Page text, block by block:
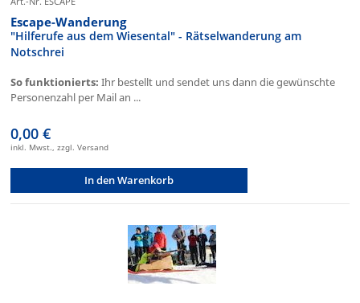
Escape-Wanderung
"Hilferufe aus dem Wiesental" - Rätselwanderung am
Notschrei
So funktionierts: Ihr bestellt und sendet uns dann die gewünschte
Personenzahl per Mail an ...
0,00 €
inkl. Mwst., zzgl. Versand
In den Warenkorb